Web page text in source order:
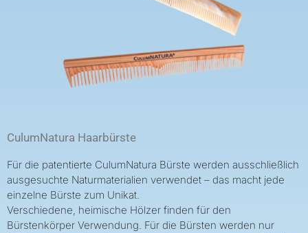
CulumNatura Haarbürste
Für die patentierte CulumNatura Bürste werden ausschließlich
ausgesuchte Naturmaterialien verwendet – das macht jede
einzelne Bürste zum Unikat.
Verschiedene, heimische Hölzer finden für den
Bürstenkörper Verwendung. Für die Bürsten werden nur